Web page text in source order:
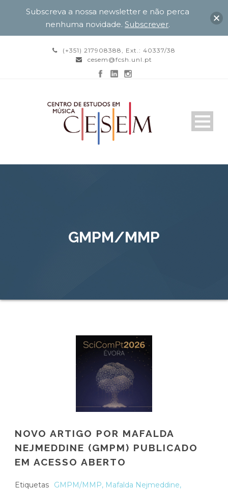
(+351) 217908388, Ext.: 40337/38
cesem@fcsh.unl.pt
GMPM/MMP
NOVO ARTIGO POR MAFALDA
NEJMEDDINE (GMPM) PUBLICADO
EM ACESSO ABERTO
Etiquetas GMPM/MMP, Mafalda Nejmeddine,
Subscreva a nossa newsletter e não perca
nenhuma novidade. Subscrever.